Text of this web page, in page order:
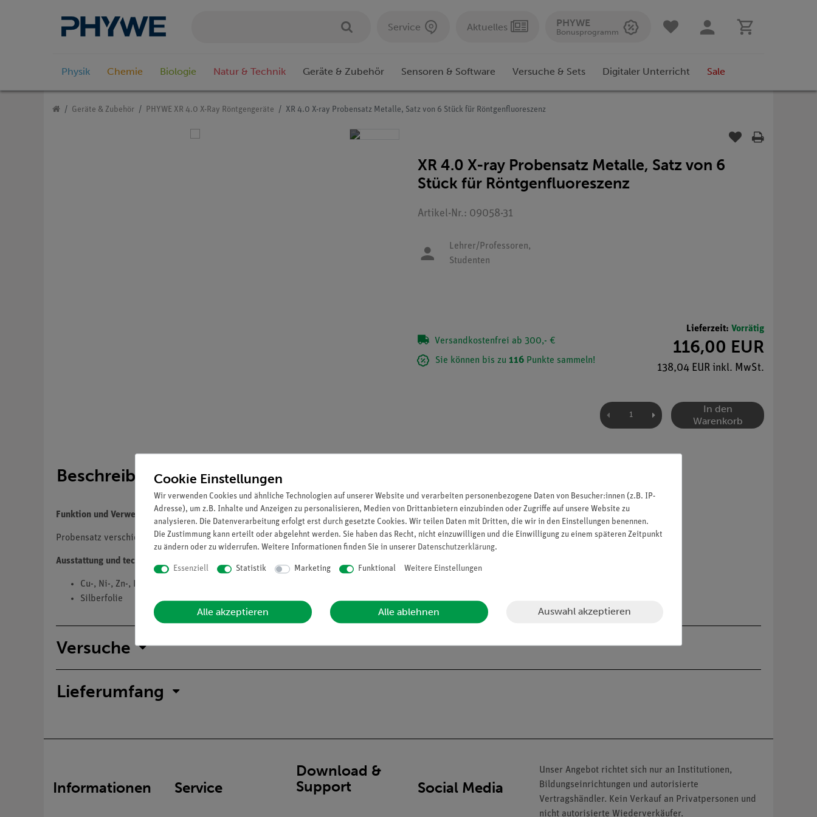
Service Aktuelles PHYWE
Bonusprogramm
Physik Chemie Biologie Natur & Technik Geräte & Zubehör Sensoren & Software Versuche & Sets Digitaler Unterricht Sale
Geräte & Zubehör PHYWE XR 4.0 X-Ray Röntgengeräte XR 4.0 X-ray Probensatz Metalle, Satz von 6 Stück für Röntgenfluoreszenz
XR 4.0 X-ray Probensatz Metalle, Satz von 6
Stück für Röntgenfluoreszenz
Artikel-Nr.: 09058-31
Lehrer/Professoren,
Studenten
Versandkostenfrei ab 300,- €
Sie können bis zu 116 Punkte sammeln!
Lieferzeit: Vorrätig
116,00 EUR
138,04 EUR inkl. MwSt.
In den
Warenkorb
Beschreibung
Funktion und Verwendung
Probensatz verschiedener Metalle für die Röntgenfluoreszenzanalyse.
Ausstattung und technische Daten
Cu-, Ni-, Zn-, Pb- und Fe-Stücke sowie
Silberfolie
Versuche
Lieferumfang
Informationen Service
Download &
Support
Social Media
Unser Angebot richtet sich nur an Institutionen,
Bildungseinrichtungen und autorisierte
Vertragshändler. Kein Verkauf an Privatpersonen und
nicht autorisierte Wiederverkäufer.
Cookie Einstellungen
Wir verwenden Cookies und ähnliche Technologien auf unserer Website und verarbeiten personenbezogene Daten von Besucher:innen (z.B. IP-
Adresse), um z.B. Inhalte und Anzeigen zu personalisieren, Medien von Drittanbietern einzubinden oder Zugriffe auf unsere Website zu
analysieren. Die Datenverarbeitung erfolgt erst durch gesetzte Cookies. Wir teilen Daten mit Dritten, die wir in den Einstellungen benennen.
Die Zustimmung kann erteilt oder abgelehnt werden. Sie haben das Recht, nicht einzuwilligen und die Einwilligung zu einem späteren Zeitpunkt
zu ändern oder zu widerrufen. Weitere Informationen finden Sie in unserer Daten­schutz­erklärung.
Essenziell Statistik Marketing Funktional Weitere Einstellungen
Alle akzeptieren Alle ablehnen Auswahl akzeptieren